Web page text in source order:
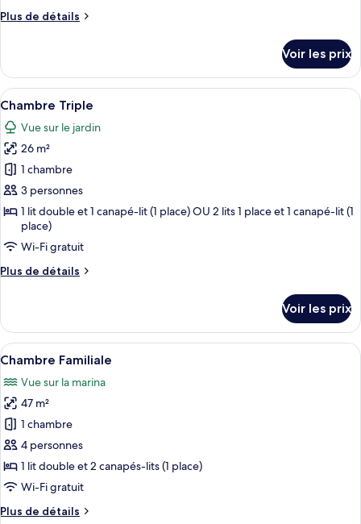
chambre :
Plus de détails
Plus
le
type
de
chambre
Chambre
Simple
Voir les prix
Afficher
toutes
les
photos
pour
ce
type
chambre :
Chambre
Triple
Une chambre d’hôtel avec un lit, un
8
Chambre Triple
Vue sur le jardin
26 m²
1 chambre
3 personnes
1 lit double et 1 canapé-lit (1 place) OU 2 lits 1 place et 1 canapé-lit (1
place)
Wi-Fi gratuit
Plus de détails
Plus
le
type
de
Chambre
Triple
Voir les prix
Afficher
toutes
les
photos
pour
ce
type
de
chambre :
Chambre
Une chambre d’hôtel avec un lit,
6
Chambre Familiale
Vue sur la marina
47 m²
1 chambre
4 personnes
1 lit double et 2 canapés-lits (1 place)
Wi-Fi gratuit
Plus de détails
Plus